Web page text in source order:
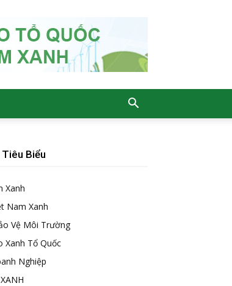
Biểu
Xanh
Nam Xanh
Vệ Môi Trường
Xanh Tổ Quốc
Nghiệp